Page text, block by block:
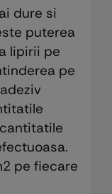
dure si
puterea
lipirii pe
pe
pe fiecare